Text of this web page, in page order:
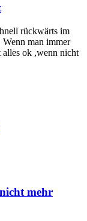
rückwärts im
Wenn man immer
alles ok ,wenn nicht
mehr